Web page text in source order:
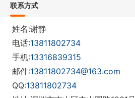
联系方式
姓名:谢静
电话:13811802734
手机:13316839315
邮件:13811802734@163.com
QQ:13811802734